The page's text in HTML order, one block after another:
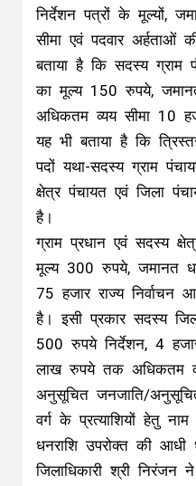
निर्देशन पत्रों के मूल्यों,
सीमा एवं पदवार अर्हताओं
बताया है कि सदस्य ग्राम
का मूल्य 150 रुपये,
अधिकतम व्यय सीमा 10
यह भी बताया है कि
पदों यथा-सदस्य ग्राम
क्षेत्र पंचायत एवं जिला
है।
ग्राम प्रधान एवं सदस्य
मूल्य 300 रुपये, जमानत
75 हजार राज्य निर्वाचन
है। इसी प्रकार सदस्य
500 रुपये निर्देशन, 4
लाख रुपये तक अधिकतम
अनुसूचित जनजाति/
वर्ग के प्रत्याशियों हेतु
धनराशि उपरोक्त की आधी
जिलाधिकारी श्री